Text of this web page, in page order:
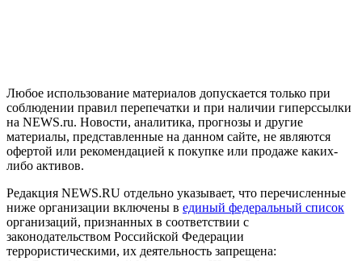
Любое использование материалов допускается только при
соблюдении правил перепечатки и при наличии гиперссылки
на NEWS.ru. Новости, аналитика, прогнозы и другие
материалы, представленные на данном сайте, не являются
офертой или рекомендацией к покупке или продаже каких-
либо активов.
Редакция NEWS.RU отдельно указывает, что перечисленные
ниже организации включены в единый федеральный список
организаций, признанных в соответствии с
законодательством Российской Федерации
террористическими, их деятельность запрещена: